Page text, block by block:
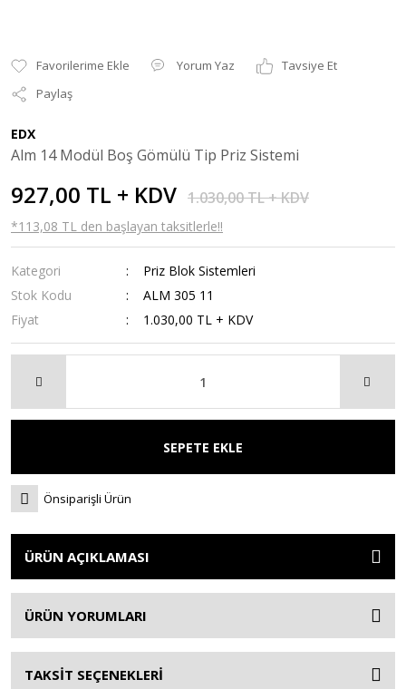
Yorum Yaz
Tavsiye Et
Paylaş
EDX
Alm 14 Modül Boş Gömülü Tip Priz Sistemi
927,00 TL + KDV 1.030,00 TL + KDV
*113,08 TL den başlayan taksitlerle!!
Kategori
Priz Blok Sistemleri
Stok Kodu
ALM 305 11
Fiyat
1.030,00 TL + KDV
SEPETE EKLE
Önsiparişli Ürün
ÜRÜN AÇIKLAMASI
ÜRÜN YORUMLARI
TAKSİT SEÇENEKLERİ